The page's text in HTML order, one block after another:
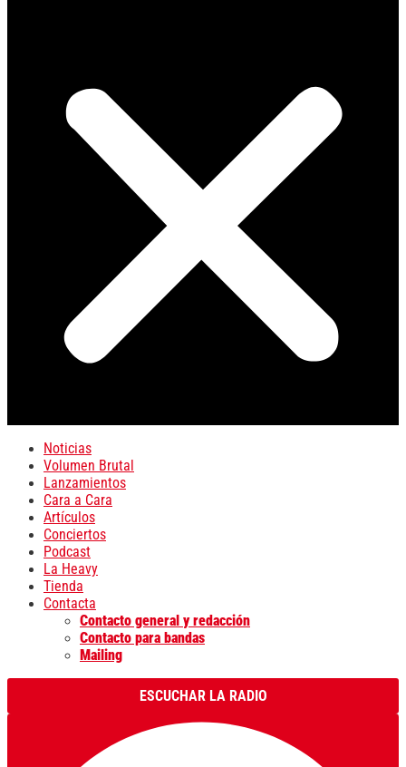
Noticias
Volumen Brutal
Lanzamientos
Cara a Cara
Artículos
Conciertos
Podcast
La Heavy
Tienda
Contacta
Contacto general y redacción
Contacto para bandas
Mailing
ESCUCHAR LA RADIO